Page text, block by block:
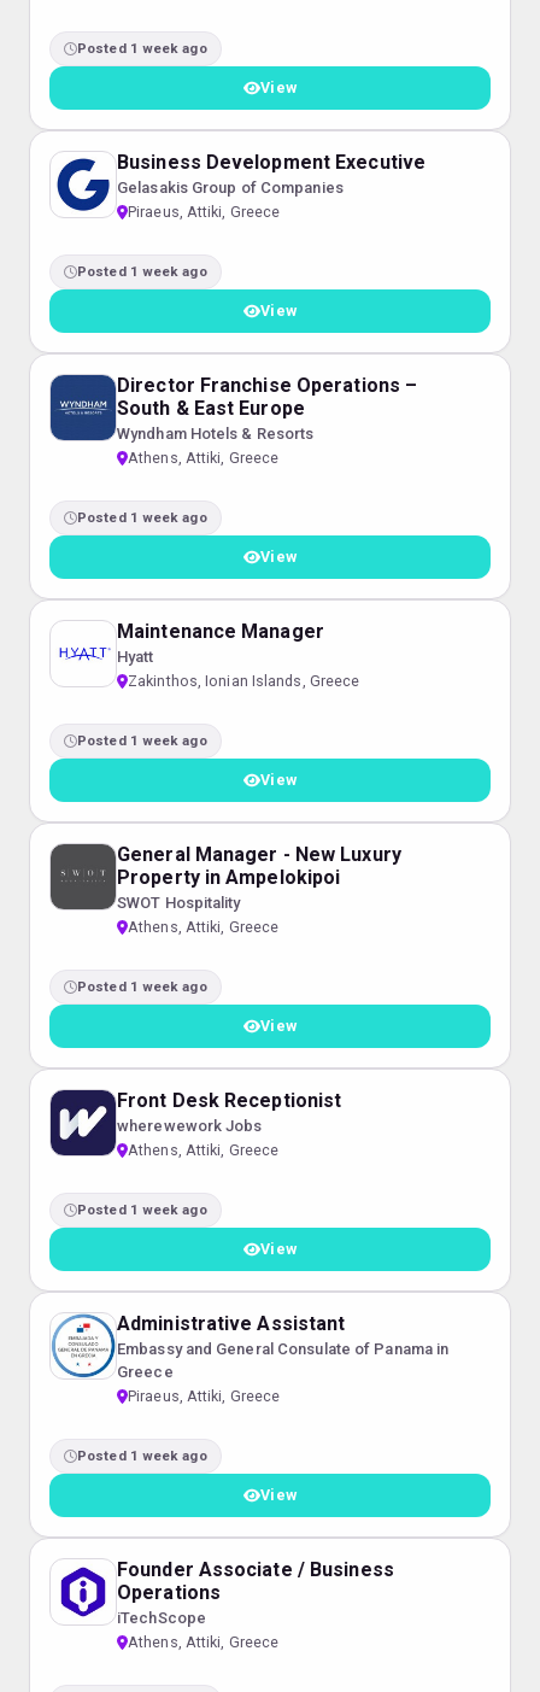
Posted 1 week ago
View
Business Development Executive
Gelasakis Group of Companies
Piraeus, Attiki, Greece
Posted 1 week ago
View
Director Franchise Operations –
South & East Europe
Wyndham Hotels & Resorts
Athens, Attiki, Greece
Posted 1 week ago
View
Maintenance Manager
Hyatt
Zakinthos, Ionian Islands, Greece
Posted 1 week ago
View
General Manager - New Luxury
Property in Ampelokipoi
SWOT Hospitality
Athens, Attiki, Greece
Posted 1 week ago
View
Front Desk Receptionist
wherewework Jobs
Athens, Attiki, Greece
Posted 1 week ago
View
Administrative Assistant
Embassy and General Consulate of Panama in
Greece
Piraeus, Attiki, Greece
Posted 1 week ago
View
Founder Associate / Business
Operations
iTechScope
Athens, Attiki, Greece